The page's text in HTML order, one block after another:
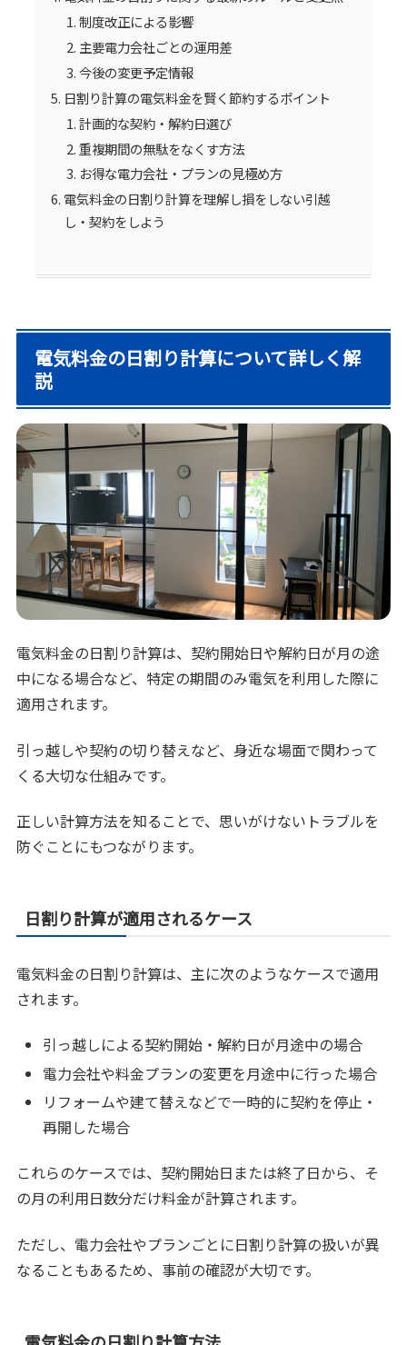
制度改正による影響
主要電力会社ごとの運用差
今後の変更予定情報
日割り計算の電気料金を賢く節約するポイント
計画的な契約・解約日選び
重複期間の無駄をなくす方法
お得な電力会社・プランの見極め方
電気料金の日割り計算を理解し損をしない引越
し・契約をしよう
電気料金の日割り計算について詳しく解
説
電気料金の日割り計算は、契約開始日や解約日が月の途
中になる場合など、特定の期間のみ電気を利用した際に
適用されます。
引っ越しや契約の切り替えなど、身近な場面で関わって
くる大切な仕組みです。
正しい計算方法を知ることで、思いがけないトラブルを
防ぐことにもつながります。
日割り計算が適用されるケース
電気料金の日割り計算は、主に次のようなケースで適用
されます。
引っ越しによる契約開始・解約日が月途中の場合
電力会社や料金プランの変更を月途中に行った場合
リフォームや建て替えなどで一時的に契約を停止・
再開した場合
これらのケースでは、契約開始日または終了日から、そ
の月の利用日数分だけ料金が計算されます。
ただし、電力会社やプランごとに日割り計算の扱いが異
なることもあるため、事前の確認が大切です。